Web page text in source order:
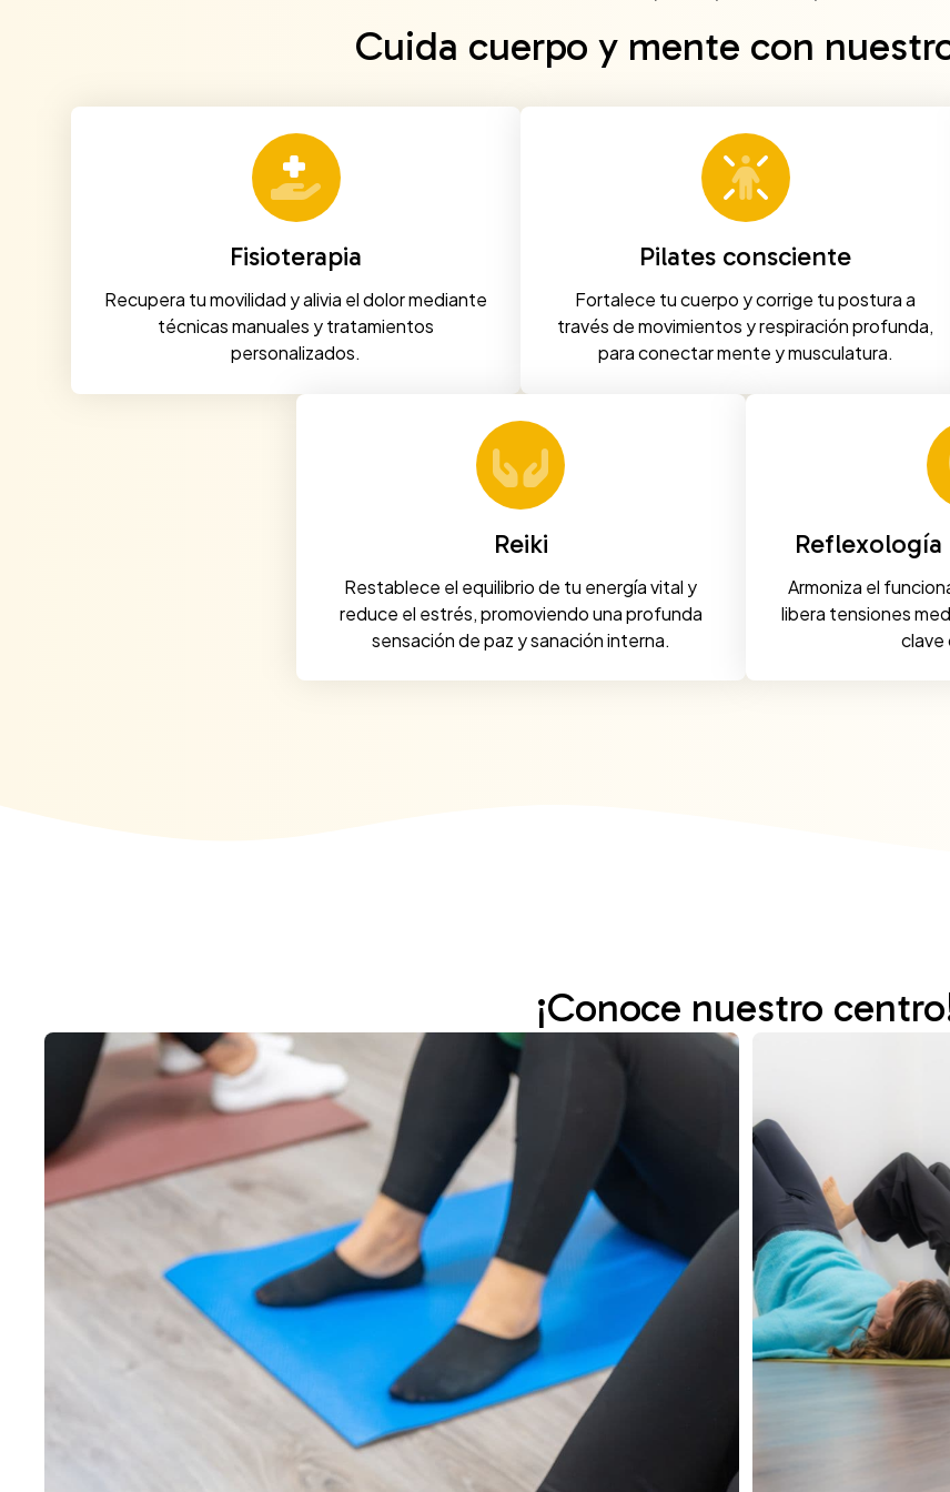
Cuida cuerpo y mente con
Fisioterapia
Recupera tu movilidad y alivia el dolor mediante
técnicas manuales y tratamientos
personalizados.
Pilates consciente
Fortalece tu cuerpo y corrige tu postura a
través de movimientos y respiración profunda,
para conectar mente y musculatura.
Reiki
Restablece el equilibrio de tu energía vital y
reduce el estrés, promoviendo una profunda
sensación de paz y sanación interna.
Armoniza el
libera tensiones
clave
¡Conoce nuestro